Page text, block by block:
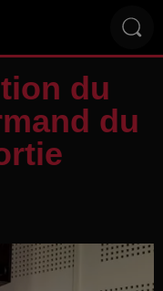
du
du